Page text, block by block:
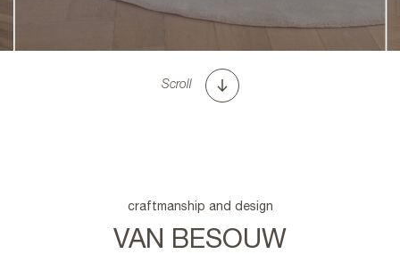
Scroll
craftmanship and design
VAN BESOUW